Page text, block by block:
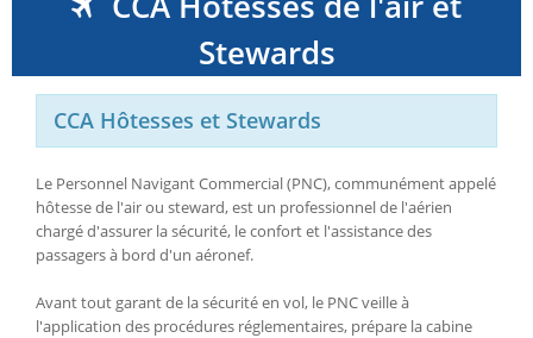
Stewards
CCA Hôtesses et Stewards
Le Personnel Navigant Commercial (PNC), communément appelé
hôtesse de l'air ou steward, est un professionnel de l'aérien
chargé d'assurer la sécurité, le confort et l'assistance des
passagers à bord d'un aéronef.
Avant tout garant de la sécurité en vol, le PNC veille à
l'application des procédures réglementaires, prépare la cabine